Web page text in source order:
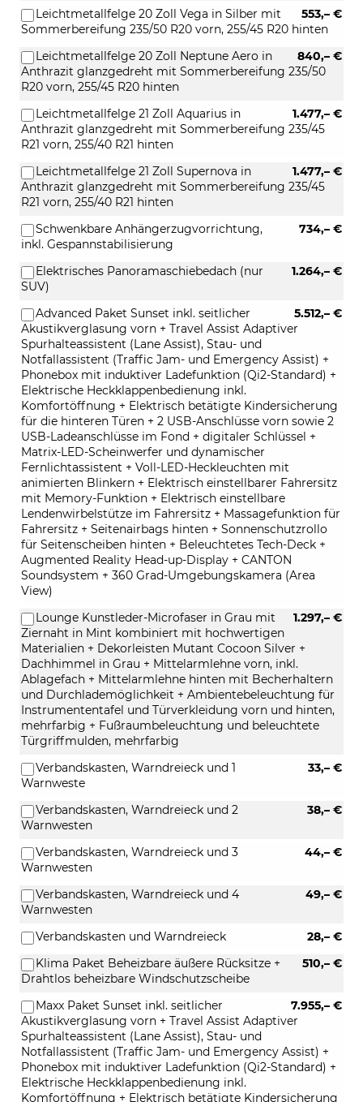
553,– €
Leichtmetallfelge 20 Zoll Vega in Silber mit
Sommerbereifung 235/50 R20 vorn, 255/45 R20 hinten
840,– €
Leichtmetallfelge 20 Zoll Neptune Aero in
Anthrazit glanzgedreht mit Sommerbereifung 235/50
R20 vorn, 255/45 R20 hinten
1.477,– €
Leichtmetallfelge 21 Zoll Aquarius in
Anthrazit glanzgedreht mit Sommerbereifung 235/45
R21 vorn, 255/40 R21 hinten
1.477,– €
Leichtmetallfelge 21 Zoll Supernova in
Anthrazit glanzgedreht mit Sommerbereifung 235/45
R21 vorn, 255/40 R21 hinten
734,– €
Schwenkbare Anhängerzugvorrichtung,
inkl. Gespannstabilisierung
1.264,– €
Elektrisches Panoramaschiebedach (nur
SUV)
5.512,– €
Advanced Paket Sunset inkl. seitlicher
Akustikverglasung vorn + Travel Assist Adaptiver
Spurhalteassistent (Lane Assist), Stau- und
Notfallassistent (Traffic Jam- und Emergency Assist) +
Phonebox mit induktiver Ladefunktion (Qi2-Standard) +
Elektrische Heckklappenbedienung inkl.
Komfortöffnung + Elektrisch betätigte Kindersicherung
für die hinteren Türen + 2 USB-Anschlüsse vorn sowie 2
USB-Ladeanschlüsse im Fond + digitaler Schlüssel +
Matrix-LED-Scheinwerfer und dynamischer
Fernlichtassistent + Voll-LED-Heckleuchten mit
animierten Blinkern + Elektrisch einstellbarer Fahrersitz
mit Memory-Funktion + Elektrisch einstellbare
Lendenwirbelstütze im Fahrersitz + Massagefunktion für
Fahrersitz + Seitenairbags hinten + Sonnenschutzrollo
für Seitenscheiben hinten + Beleuchtetes Tech-Deck +
Augmented Reality Head-up-Display + CANTON
Soundsystem + 360 Grad-Umgebungskamera (Area
View)
1.297,– €
Lounge Kunstleder-Microfaser in Grau mit
Ziernaht in Mint kombiniert mit hochwertigen
Materialien + Dekorleisten Mutant Cocoon Silver +
Dachhimmel in Grau + Mittelarmlehne vorn, inkl.
Ablagefach + Mittelarmlehne hinten mit Becherhaltern
und Durchlademöglichkeit + Ambientebeleuchtung für
Instrumententafel und Türverkleidung vorn und hinten,
mehrfarbig + Fußraumbeleuchtung und beleuchtete
Türgriffmulden, mehrfarbig
33,– €
Verbandskasten, Warndreieck und 1
Warnweste
38,– €
Verbandskasten, Warndreieck und 2
Warnwesten
44,– €
Verbandskasten, Warndreieck und 3
Warnwesten
49,– €
Verbandskasten, Warndreieck und 4
Warnwesten
28,– €
Verbandskasten und Warndreieck
510,– €
Klima Paket Beheizbare äußere Rücksitze +
Drahtlos beheizbare Windschutzscheibe
7.955,– €
Maxx Paket Sunset inkl. seitlicher
Akustikverglasung vorn + Travel Assist Adaptiver
Spurhalteassistent (Lane Assist), Stau- und
Notfallassistent (Traffic Jam- und Emergency Assist) +
Phonebox mit induktiver Ladefunktion (Qi2-Standard) +
Elektrische Heckklappenbedienung inkl.
Komfortöffnung + Elektrisch betätigte Kindersicherung